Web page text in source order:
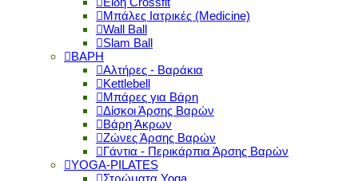
Μπάλες Ιατρικές (Medicine)
Wall Ball
Slam Ball
ΒΑΡΗ
Αλτήρες - Βαράκια
Kettlebell
Μπάρες για Βάρη
Δίσκοι Άρσης Βαρών
Βάρη Άκρων
Ζώνες Άρσης Βαρών
Γάντια - Περικάρπια Άρσης Βαρών
YOGA-PILATES
Στρώματα Yoga